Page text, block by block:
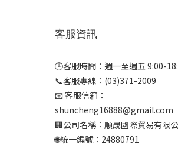
客服資訊
🕒客服時間：週一至週五 9:00-
📞客服專線：(03)371-2009
📧 客服信箱：
shuncheng16888@gmail.com
🏢公司名稱：順晟國際貿易有限
🌐統一編號：24880791